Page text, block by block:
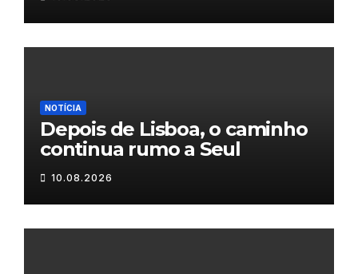
NOTÍCIA
Depois de Lisboa, o caminho
continua rumo a Seul
10.08.2026